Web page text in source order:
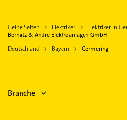
Emmering Kreis Fürstenfeldbruck
Olching
Gauting
Neuried Kreis München
Immobilien
Bauunternehmen
Steuerberater
Bestatter
Gelbe Seiten Elektriker
Elektriker in
Bernatz & Andre Elektroanlagen GmbH
Deutschland
Bayern Germering
Branche